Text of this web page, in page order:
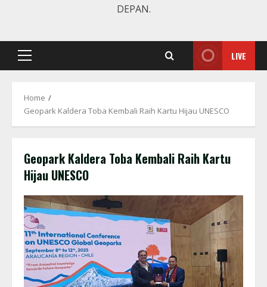
DEPAN.
Primary
LIVE
Home
Geopark Kaldera Toba Kembali Raih Kartu Hijau UNESCO
Geopark Kaldera Toba Kembali Raih Kartu
Hijau UNESCO